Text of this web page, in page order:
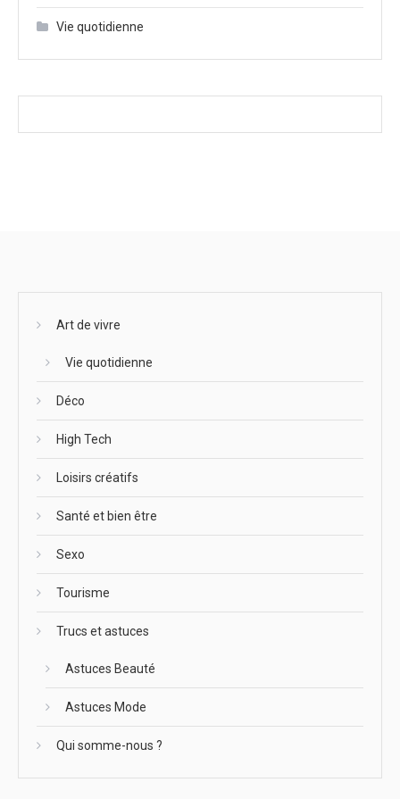
Vie quotidienne
Art de vivre
Vie quotidienne
Déco
High Tech
Loisirs créatifs
Santé et bien être
Sexo
Tourisme
Trucs et astuces
Astuces Beauté
Astuces Mode
Qui somme-nous ?